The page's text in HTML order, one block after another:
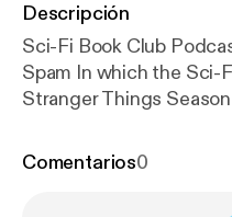
Descripción
Sci-Fi Book Club
Spam In which the Sci-Fi Book Club watches
Stranger Things
up to criticize the
Comentarios0